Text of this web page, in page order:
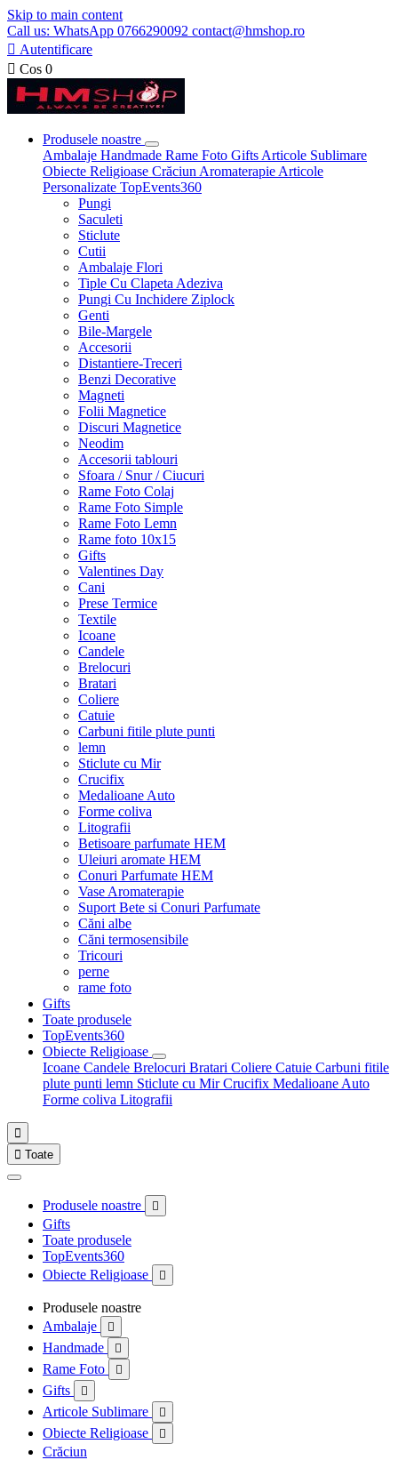
Skip to main content
Call us: WhatsApp 0766290092 contact@hmshop.ro
 Autentificare
 Cos 0
Produsele noastre
Ambalaje Handmade Rame Foto Gifts Articole Sublimare
Obiecte Religioase Crăciun Aromaterapie Articole
Personalizate TopEvents360
Pungi
Saculeti
Sticlute
Cutii
Ambalaje Flori
Tiple Cu Clapeta Adeziva
Pungi Cu Inchidere Ziplock
Genti
Bile-Margele
Accesorii
Distantiere-Treceri
Benzi Decorative
Magneti
Folii Magnetice
Discuri Magnetice
Neodim
Accesorii tablouri
Sfoara / Snur / Ciucuri
Rame Foto Colaj
Rame Foto Simple
Rame Foto Lemn
Rame foto 10x15
Gifts
Valentines Day
Cani
Prese Termice
Textile
Icoane
Candele
Brelocuri
Bratari
Coliere
Catuie
Carbuni fitile plute punti
lemn
Sticlute cu Mir
Crucifix
Medalioane Auto
Forme coliva
Litografii
Betisoare parfumate HEM
Uleiuri aromate HEM
Conuri Parfumate HEM
Vase Aromaterapie
Suport Bete si Conuri Parfumate
Căni albe
Căni termosensibile
Tricouri
perne
rame foto
Gifts
Toate produsele
TopEvents360
Obiecte Religioase
Icoane Candele Brelocuri Bratari Coliere Catuie Carbuni fitile
plute punti lemn Sticlute cu MirCrucifix Medalioane Auto
Forme coliva Litografii

 Toate
Produsele noastre 
Gifts
Toate produsele
TopEvents360
Obiecte Religioase

Produsele noastre
Ambalaje

Handmade 
Rame Foto 
Gifts 
Articole Sublimare 
Obiecte Religioase 
Crăciun